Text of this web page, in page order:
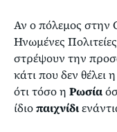
Αν ο πόλεμος στην
Ηνωμένες
στρέψουν την
κάτι που δεν θέλει
ότι τόσο η Ρωσία
ίδιοπαιχνίδι